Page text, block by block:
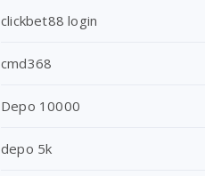
clickbet88 login
cmd368
Depo 10000
depo 5k